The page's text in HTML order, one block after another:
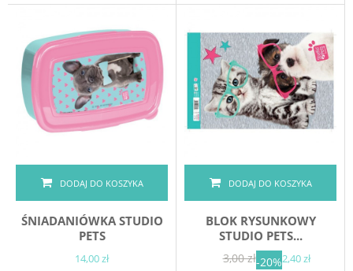
DODAJ DO KOSZYKA
ŚNIADANIÓWKA STUDIO
PETS
14,00 zł
DODAJ DO KOSZYKA
BLOK RYSUNKOWY
STUDIO PETS...
3,00 zł-20%2,40 zł